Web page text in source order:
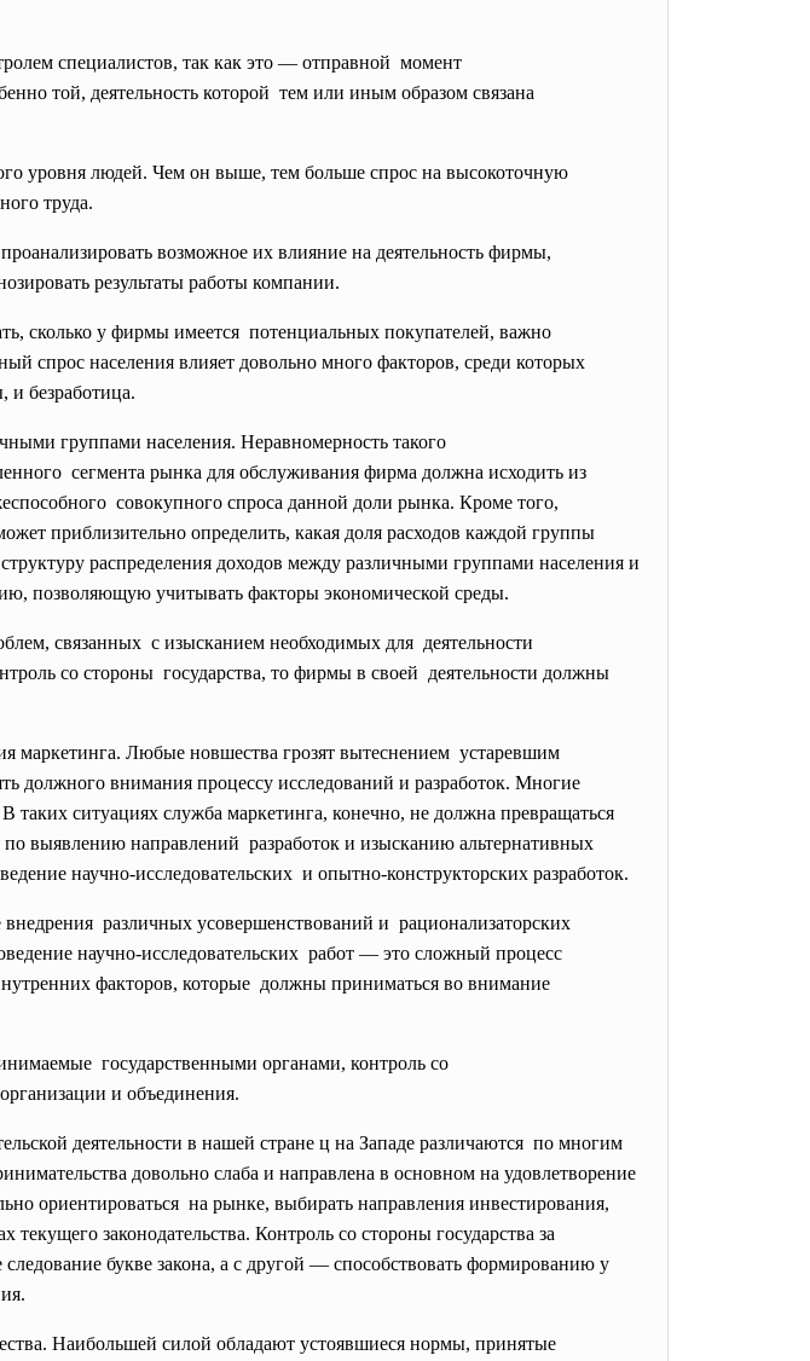
специалистов, так как это — отправной момент
той, деятельность которой тем или иным образом связана
уровня людей. Чем он выше, тем больше спрос на высокоточную
труда.
возможное их влияние на деятельность фирмы,
результаты работы компании.
сколько у фирмы имеется потенциальных покупателей, важно
спрос населения влияет довольно много факторов, среди которых
и безработица.
группами населения. Неравномерность такого
сегмента рынка для обслуживания фирма должна исходить из
совокупного спроса данной доли рынка. Кроме того,
приблизительно определить, какая доля расходов каждой группы
распределения доходов между различными группами населения и
позволяющую учитывать факторы экономической среды.
связанных с изысканием необходимых для деятельности
со стороны государства, то фирмы в своей деятельности должны
маркетинга. Любые новшества грозят вытеснением устаревшим
должного внимания процессу исследований и разработок. Многие
таких ситуациях служба маркетинга, конечно, не должна превращаться
выявлению направлений разработок и изысканию альтернативных
научно-исследовательских и опытно-конструкторских разработок.
внедрения различных усовершенствований и рационализаторских
научно-исследовательских работ — это сложный процесс
факторов, которые должны приниматься во внимание
государственными органами, контроль со
и объединения.
деятельности в нашей стране ц на Западе различаются по многим
довольно слаба и направлена в основном на удовлетворение
ориентироваться на рынке, выбирать направления инвестирования,
законодательства. Контроль со стороны государства за
букве закона, а с другой — способствовать формированию у
Наибольшей силой обладают устоявшиеся нормы, принятые